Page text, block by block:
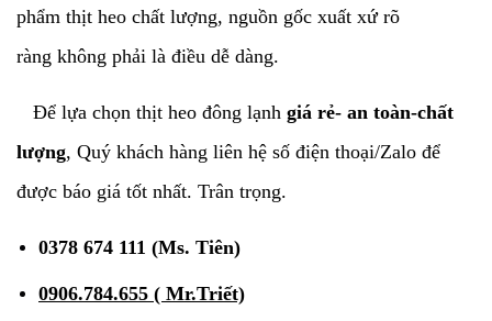
phẩm thịt heo chất lượng, nguồn gốc xuất xứ rõ
ràng không phải là điều dễ dàng.
Để lựa chọn thịt heo đông lạnh giá rẻ- an toàn-chất
lượng, Quý khách hàng liên hệ số điện thoại/Zalo để
được báo giá tốt nhất. Trân trọng.
0378 674 111 (Ms. Tiên)
0906.784.655 ( Mr.Triết)